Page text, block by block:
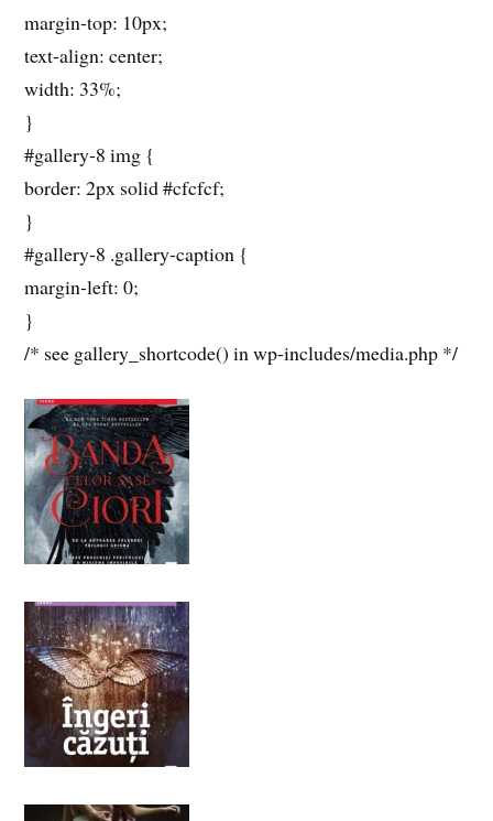
margin-top: 10px;
text-align: center;
width: 33%;
}
#gallery-8 img {
border: 2px solid #cfcfcf;
}
#gallery-8 .gallery-caption {
margin-left: 0;
}
/* see gallery_shortcode() in wp-includes/media.php */